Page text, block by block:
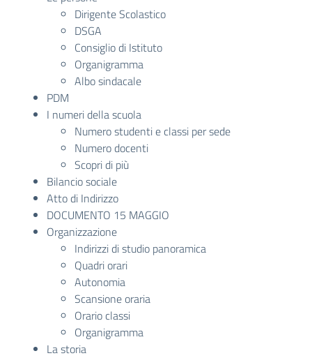
Dirigente Scolastico
DSGA
Consiglio di Istituto
Organigramma
Albo sindacale
PDM
I numeri della scuola
Numero studenti e classi per sede
Numero docenti
Scopri di più
Bilancio sociale
Atto di Indirizzo
DOCUMENTO 15 MAGGIO
Organizzazione
Indirizzi di studio panoramica
Quadri orari
Autonomia
Scansione oraria
Orario classi
Organigramma
La storia